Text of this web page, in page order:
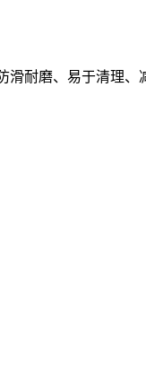
耐磨、易于清理、